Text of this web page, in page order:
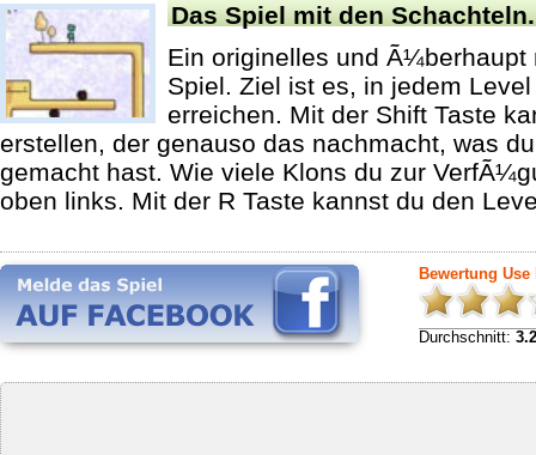
Das Spiel mit den Schachteln.
Ein originelles und Ã¼berhaupt
Spiel. Ziel ist es, in jedem
erreichen. Mit der Shift Taste
erstellen, der genauso das nachmacht, was
gemacht hast. Wie viele Klons du zur
oben links. Mit der R Taste kannst du den
Bewertung Use
Durchschnitt: 3.2